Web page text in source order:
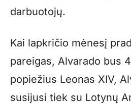
darbuotojų.
Kai lapkričio mėnesį
pareigas, Alvarado bus
popiežius Leonas XIV,
susijusi tiek su Lotynų